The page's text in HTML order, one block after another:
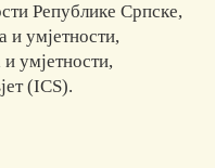
Републике Српске,
и умјетности,
и умјетности,
(ICS).